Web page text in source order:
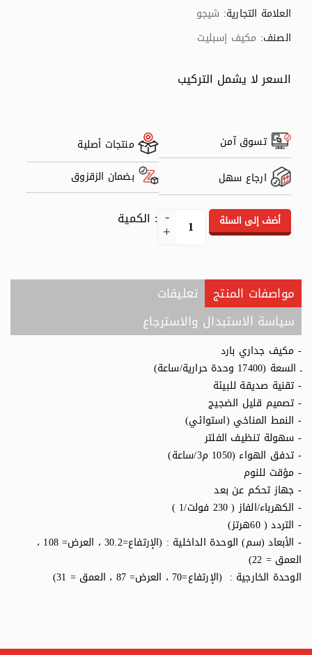
العلامة التجارية: شيجو
الصنف: مكيف إسبليت
السعر لا يشمل التركيب
تسوق آمن
منتجات أصلية
ارجاع سهل
بضمان الزقزوق
: الكمية أضف إلى السلة
مواصفات المنتج
تعليقات
سياسة الاستبدال والاسترجاع
- مكيف جداري بارد
ـ السعة (17400 وحدة حرارية/ساعة)
- تقنية صديقة للبيئة
- تصميم قليل الضجيج
- النمط المناخي (استوائي)
- سهولة تنظيف الفلتر
- تدفق الهواء (1050 م3/ساعة)
- مؤقت للنوم
- جهاز تحكم عن بعد
- الكهرباء/الفاز ( 230 فولت/1 )
- التردد ( 60هرتز)
- الأبعاد (سم) الوحدة الداخلية : (الإرتفاع=30.2 ، العرض= 108 ،
العمق = 22)
الوحدة الخارجية : (الإرتفاع=70 ، العرض= 87 ، العمق = 31)